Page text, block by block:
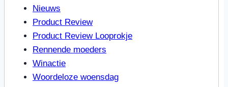
Nieuws
Product Review
Product Review Looprokje
Rennende moeders
Winactie
Woordeloze woensdag